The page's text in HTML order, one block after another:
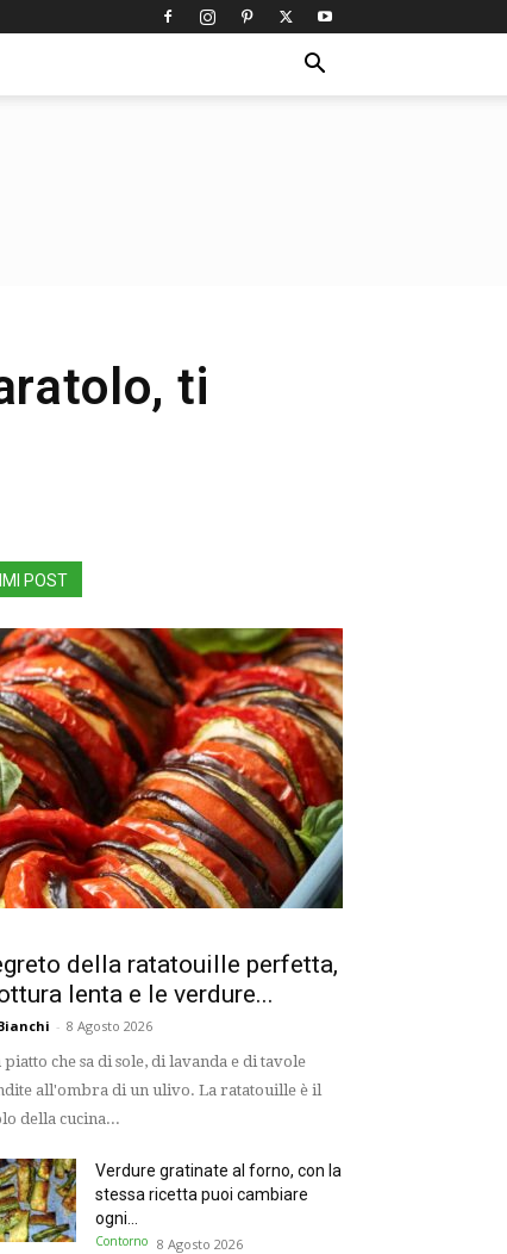
ti
POST
della ratatouille perfetta,
lenta e le verdure...
- 8 Agosto 2026
piatto che sa di sole, di lavanda e di tavole
all'ombra di un ulivo. La ratatouille è il
della cucina...
Verdure gratinate al forno, con la
stessa ricetta puoi cambiare
ogni...
Contorno 8 Agosto 2026